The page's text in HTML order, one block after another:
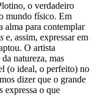
o verdadeiro
mundo físico. Em
alma para contemplar
e, assim, expressar em
O artista
natureza, mas
(o ideal, o perfeito) no
dizer que o grande
expressa o que